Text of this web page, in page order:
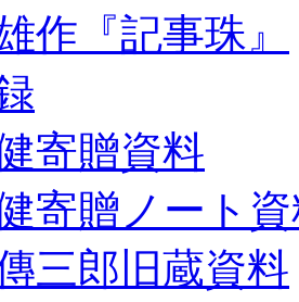
作『記事珠』
寄贈資料
寄贈ノート
三郎旧蔵資料